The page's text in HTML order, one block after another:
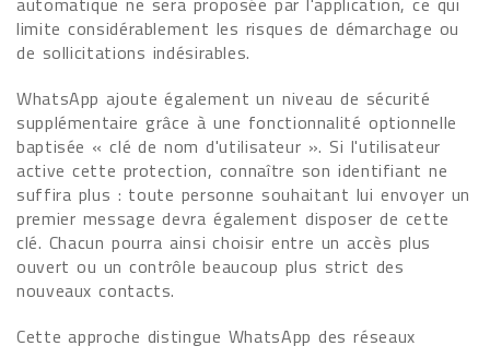
limite considérablement les risques de démarchage ou
de sollicitations indésirables.
WhatsApp ajoute également un niveau de sécurité
supplémentaire grâce à une fonctionnalité optionnelle
baptisée « clé de nom d'utilisateur ». Si l'utilisateur
active cette protection, connaître son identifiant ne
suffira plus : toute personne souhaitant lui envoyer un
premier message devra également disposer de cette
clé. Chacun pourra ainsi choisir entre un accès plus
ouvert ou un contrôle beaucoup plus strict des
nouveaux contacts.
Cette approche distingue WhatsApp des réseaux